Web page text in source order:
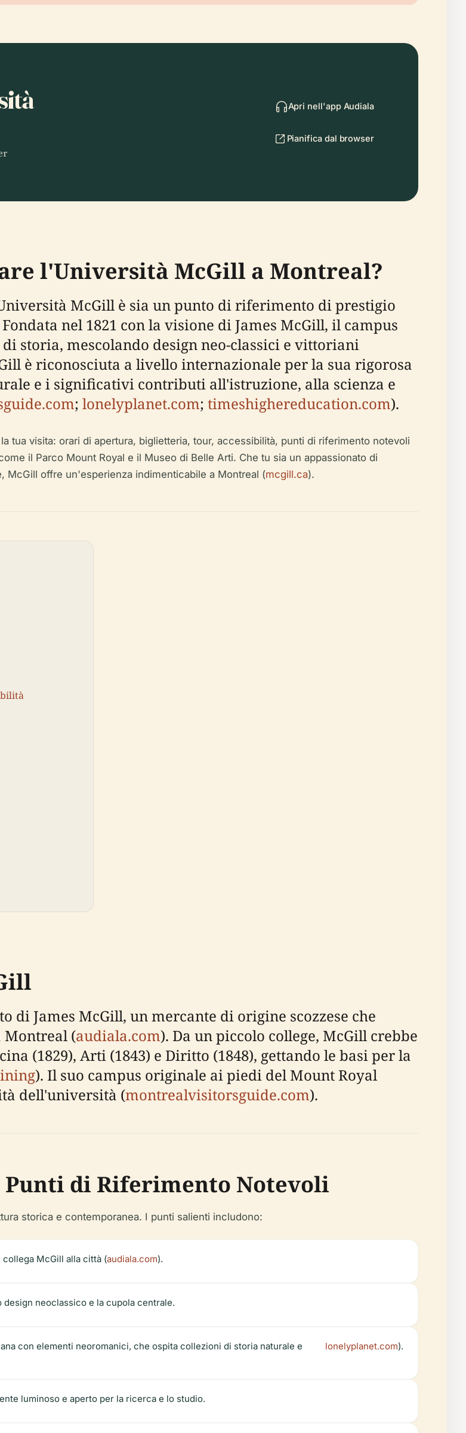
Apri nell'app Audiala
Pianifica dal browser
l'Università McGill a Montreal?
McGill è sia un punto di riferimento di prestigio
nel 1821 con la visione di James McGill, il campus
storia, mescolando design neo-classici e vittoriani
è riconosciuta a livello internazionale per la sua rigorosa
e i significativi contributi all'istruzione, alla scienza e
; lonelyplanet.com; timeshighereducation.com).
tua visita: orari di apertura, biglietteria, tour, accessibilità, punti di riferimento notevoli
il Parco Mount Royal e il Museo di Belle Arti. Che tu sia un appassionato di
McGill offre un'esperienza indimenticabile a Montreal (mcgill.ca).
James McGill, un mercante di origine scozzese che
Montreal (audiala.com). Da un piccolo college, McGill crebbe
(1829), Arti (1843) e Diritto (1848), gettando le basi per la
). Il suo campus originale ai piedi del Mount Royal
dell'università (montrealvisitorsguide.com).
di Riferimento Notevoli
storica e contemporanea. I punti salienti includono:
McGill alla città (audiala.com).
design neoclassico e la cupola centrale.
con elementi neoromanici, che ospita collezioni di storia naturale e
lonelyplanet.com).
luminoso e aperto per la ricerca e lo studio.